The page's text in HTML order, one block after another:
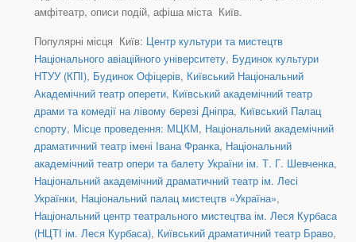
амфітеатр, описи подій, афіша міста Київ.
Популярні місця Київ: Центр культури та мистецтв
Національного авіаційного університету, Будинок культури
НТУУ (КПІ), Будинок Офіцерів, Київський Національний
Академічний театр оперети, Київський академічний театр
драми та комедії на лівому березі Дніпра, Київський Палац
спорту, Місце проведення: МЦКМ, Національний академічний
драматичний театр імені Івана Франка, Національний
академічний театр опери та балету України ім. Т. Г. Шевченка,
Національний академічний драматичний театр ім. Лесі
Українки, Національний палац мистецтв «Україна»,
Національний центр театрального мистецтва ім. Леся Курбаса
(НЦТІ ім. Леся Курбаса), Київський драматичний театр Браво,